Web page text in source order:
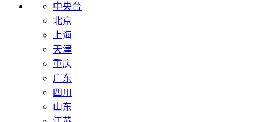
中央台
北京
上海
天津
重庆
广东
四川
山东